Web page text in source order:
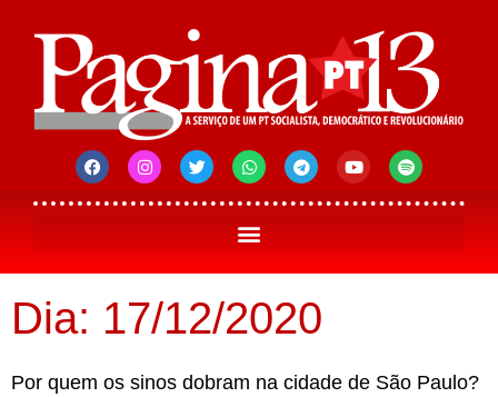
Dia: 17/12/2020
Por quem os sinos dobram na cidade de São Paulo?